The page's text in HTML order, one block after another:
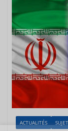
ACTUALITÉS